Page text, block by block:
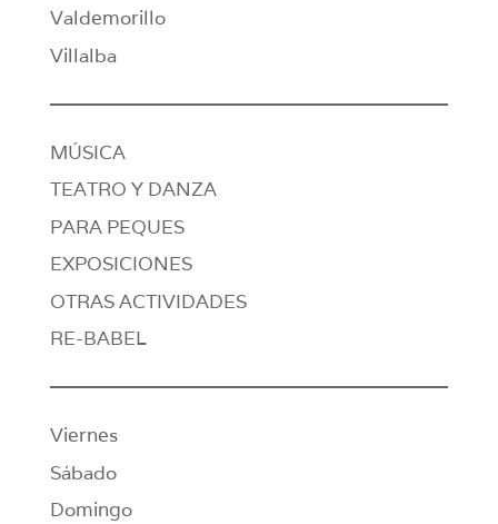
Valdemorillo
Villalba
MÚSICA
TEATRO Y DANZA
PARA PEQUES
EXPOSICIONES
OTRAS ACTIVIDADES
RE-BABEL
Viernes
Sábado
Domingo